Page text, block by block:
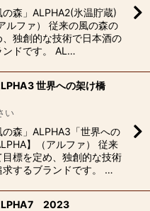
森」ALPHA2(氷温貯蔵)
ルファ） 従来の風の森の
独創的な技術で日本酒の
ンドです。 AL…
世界への架け橋
い
森」ALPHA3「世界への
】（アルファ） 従来
標を定め、独創的な技術
求するブランドです。 …
2023